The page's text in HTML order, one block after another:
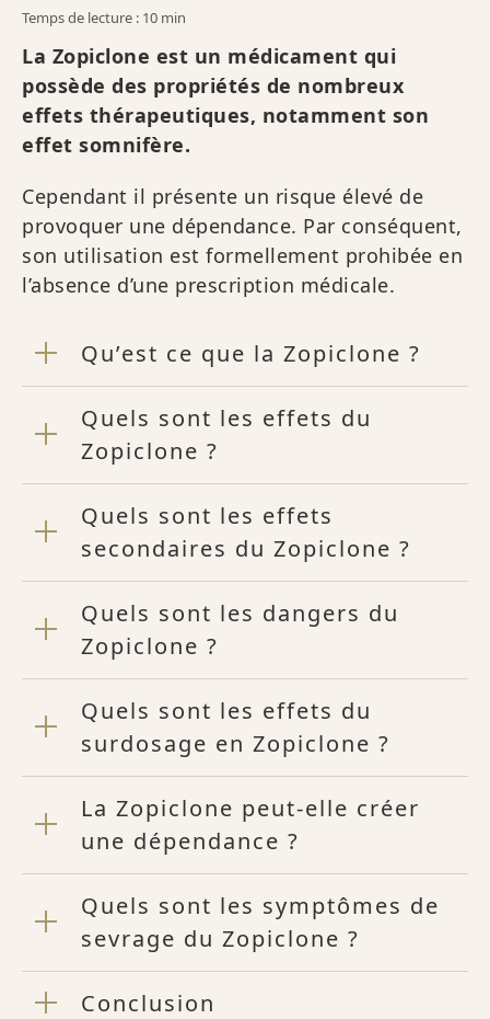
Temps de lecture : 10 min
La Zopiclone est un médicament qui
possède des propriétés de nombreux
effets thérapeutiques, notamment son
effet somnifère.
Cependant il présente un risque élevé de
provoquer une dépendance. Par conséquent,
son utilisation est formellement prohibée en
l’absence d’une prescription médicale.
Qu’est ce que la Zopiclone ?
Quels sont les effets du
Zopiclone ?
Quels sont les effets
secondaires du Zopiclone ?
Quels sont les dangers du
Zopiclone ?
Quels sont les effets du
surdosage en Zopiclone ?
La Zopiclone peut-elle créer
une dépendance ?
Quels sont les symptômes de
sevrage du Zopiclone ?
Conclusion